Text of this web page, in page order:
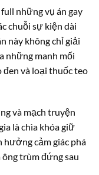
những vụ án gay
chuỗi sự kiện dài
này không chỉ giải
những manh mối
và loại thuốc teo
và mạch truyện
là chìa khóa giữ
hưởng cảm giác phá
trùm đứng sau